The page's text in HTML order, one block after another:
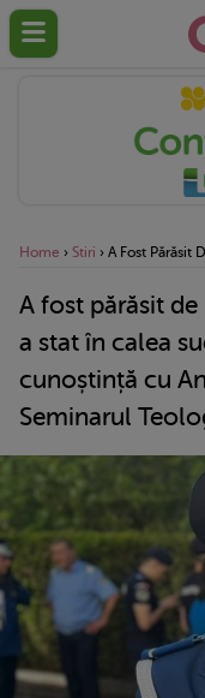
Home › Stiri › A Fost Părăsit
A fost părăsit
a stat în calea
cunoștință cu
Seminarul